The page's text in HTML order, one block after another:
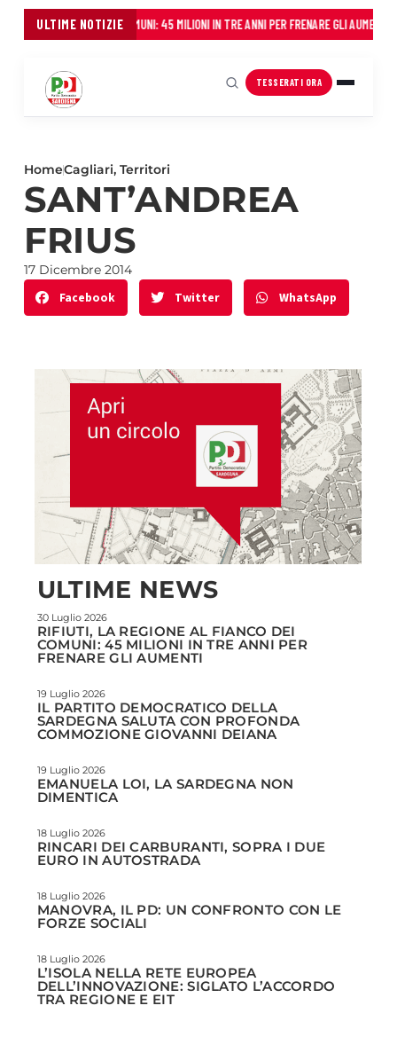
ULTIME NOTIZIE
AL FIANCO DEI COMUNI: 45 MILIONI IN TRE ANNI PER FRENARE GLI AUMENTI
TESSERATI ORA
HomeCagliari, Territori
SANT’ANDREA
FRIUS
17 Dicembre 2014
Facebook Twitter WhatsApp
ULTIME NEWS
30 Luglio 2026
RIFIUTI, LA REGIONE AL FIANCO DEI
COMUNI: 45 MILIONI IN TRE ANNI PER
FRENARE GLI AUMENTI
19 Luglio 2026
IL PARTITO DEMOCRATICO DELLA
SARDEGNA SALUTA CON PROFONDA
COMMOZIONE GIOVANNI DEIANA
19 Luglio 2026
EMANUELA LOI, LA SARDEGNA NON
DIMENTICA
18 Luglio 2026
RINCARI DEI CARBURANTI, SOPRA I DUE
EURO IN AUTOSTRADA
18 Luglio 2026
MANOVRA, IL PD: UN CONFRONTO CON LE
FORZE SOCIALI
18 Luglio 2026
L’ISOLA NELLA RETE EUROPEA
DELL’INNOVAZIONE: SIGLATO L’ACCORDO
TRA REGIONE E EIT